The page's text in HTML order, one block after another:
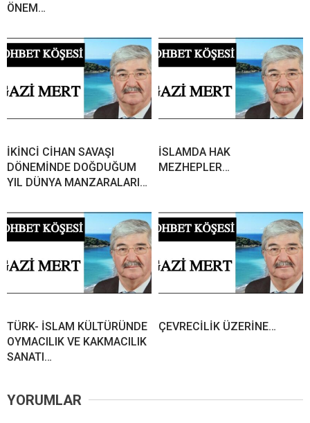
ÖNEM…
İKİNCİ CİHAN SAVAŞI
DÖNEMİNDE DOĞDUĞUM
YIL DÜNYA MANZARALARI…
İSLAMDA HAK
MEZHEPLER…
TÜRK- İSLAM KÜLTÜRÜNDE
OYMACILIK VE KAKMACILIK
SANATI…
ÇEVRECİLİK ÜZERİNE…
YORUMLAR